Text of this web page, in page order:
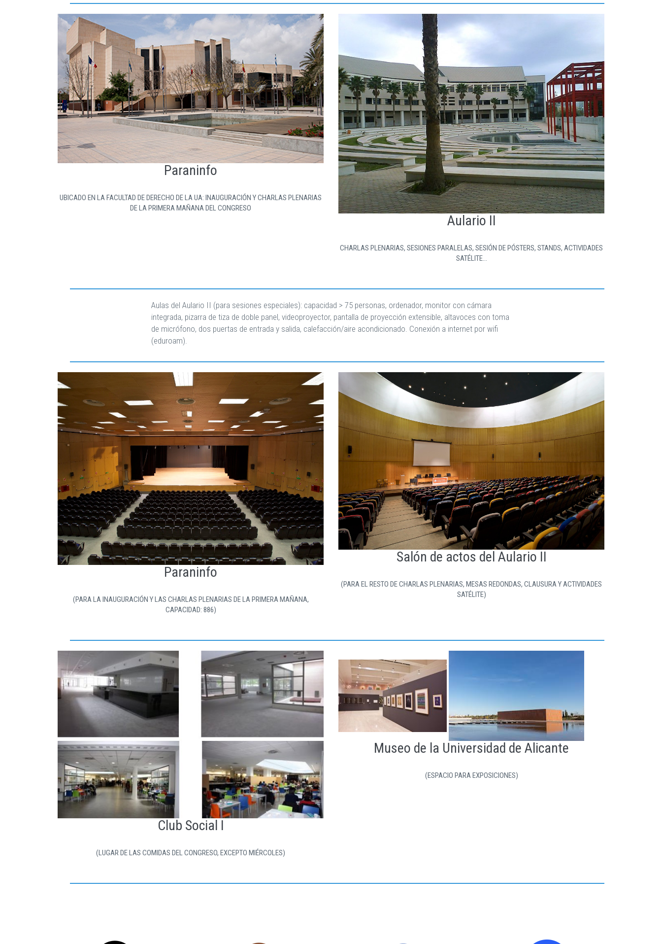
Paraninfo
UBICADO EN LA FACULTAD DE DERECHO DE LA UA: INAUGURACIÓN Y CHARLAS PLENARIAS
DE LA PRIMERA MAÑANA DEL CONGRESO
Aulario II
CHARLAS PLENARIAS, SESIONES PARALELAS, SESIÓN DE PÓSTERS, STANDS, ACTIVIDADES
SATÉLITE…
Aulas del Aulario II (para sesiones especiales): capacidad > 75 personas, ordenador, monitor con cámara
integrada, pizarra de tiza de doble panel, videoproyector, pantalla de proyección extensible, altavoces con toma
de micrófono, dos puertas de entrada y salida, calefacción/aire acondicionado. Conexión a internet por wifi
(eduroam).
Paraninfo
(PARA LA INAUGURACIÓN Y LAS CHARLAS PLENARIAS DE LA PRIMERA MAÑANA,
CAPACIDAD: 886)
Salón de actos del Aulario II
(PARA EL RESTO DE CHARLAS PLENARIAS, MESAS REDONDAS, CLAUSURA Y ACTIVIDADES
SATÉLITE)
Club Social I
(LUGAR DE LAS COMIDAS DEL CONGRESO, EXCEPTO MIÉRCOLES)
Museo de la Universidad de Alicante
(ESPACIO PARA EXPOSICIONES)